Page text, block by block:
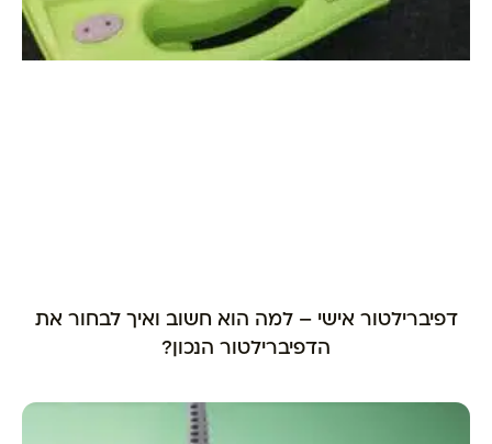
דפיברילטור אישי – למה הוא חשוב ואיך לבחור את
הדפיברילטור הנכון?